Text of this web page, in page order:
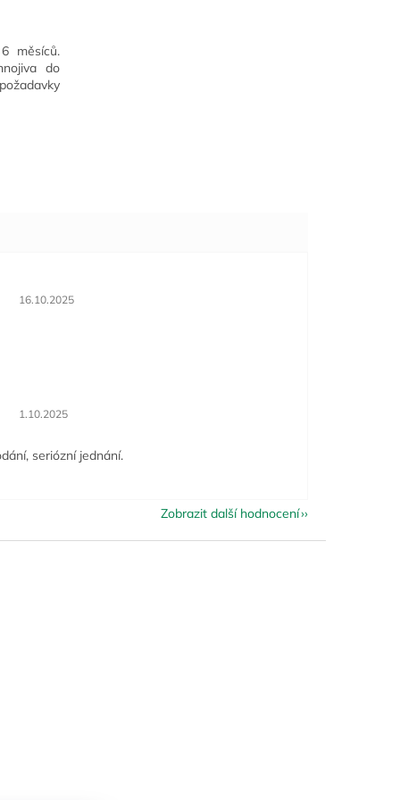
měsíců.
do
Hodnocení obchodu je 5 z 5 hvězdiček.
16.10.2025
Hodnocení obchodu je 5 z 5 hvězdiček.
1.10.2025
seriózní jednání.
Zobrazit další hodnocení